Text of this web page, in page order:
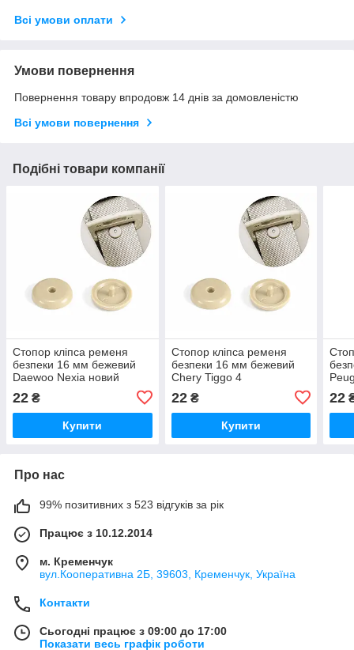
Всі умови оплати
Умови повернення
Повернення товару впродовж 14 днів за домовленістю
Всі умови повернення
Подібні товари компанії
Стопор кліпса ременя
безпеки 16 мм бежевий
Daewoo Nexia новий
22 ₴
Купити
Стопор кліпса ременя
безпеки 16 мм бежевий
Chery Tiggo 4
22₴
Купити
22
Про нас
99% позитивних з 523 відгуків за рік
Працює з 10.12.2014
м. Кременчук
вул.Кооперативна 2Б, 39603, Кременчук, Україна
Контакти
Сьогодні працює з 09:00 до 17:00
Показати весь графік роботи